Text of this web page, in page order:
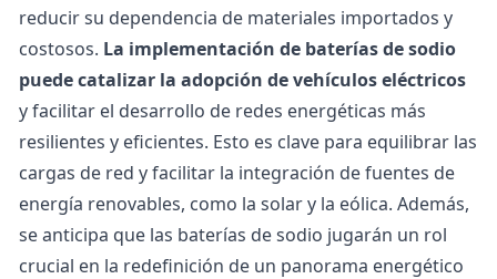
reducir su dependencia de materiales importados y
costosos. La implementación de baterías de sodio
puede catalizar la adopción devehículos eléctricos
y facilitar el desarrollo de redes energéticas más
resilientes y eficientes. Esto es clave para equilibrar las
cargas de red y facilitar la integración de fuentes de
energía renovables, como la solar y la eólica. Además,
se anticipa que las baterías de sodio jugarán un rol
crucial en la redefinición de un panorama energético